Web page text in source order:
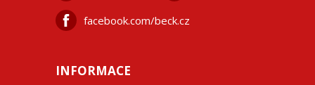
facebook.com/beck.cz
INFORMACE